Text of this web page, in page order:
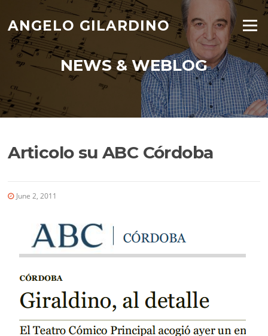
content
ANGELO GILARDINO Menu
NEWS & WEBLOG
Articolo su ABC Córdoba
June 2, 2011